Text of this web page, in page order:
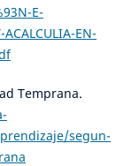
E-
EN-
Temprana.
segun-